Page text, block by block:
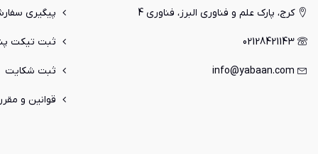
باربیکیو
دارای
دارای ظروف
دارای
کرج، پارک علم و فناوری البرز، فناوری 4
02128421143
info@yabaan.com
پیگیری
ثبت تیکت
ثبت شکایت
قوانین و